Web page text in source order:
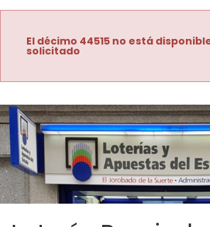
El décimo 44515 no está
solicitado